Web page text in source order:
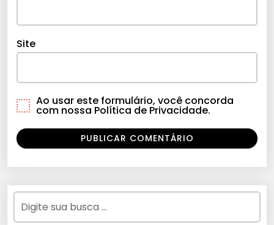
Site
Ao usar este formulário, você concorda
com nossa Política de Privacidade.